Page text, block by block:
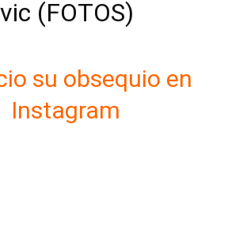
(FOTOS)
su obsequio en
Instagram